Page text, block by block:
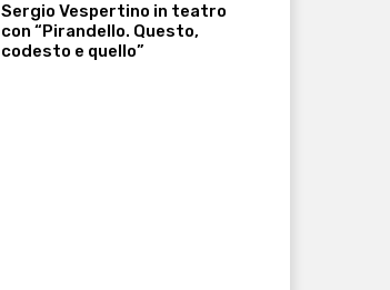
Sergio Vespertino in teatro
con “Pirandello. Questo,
codesto e quello”